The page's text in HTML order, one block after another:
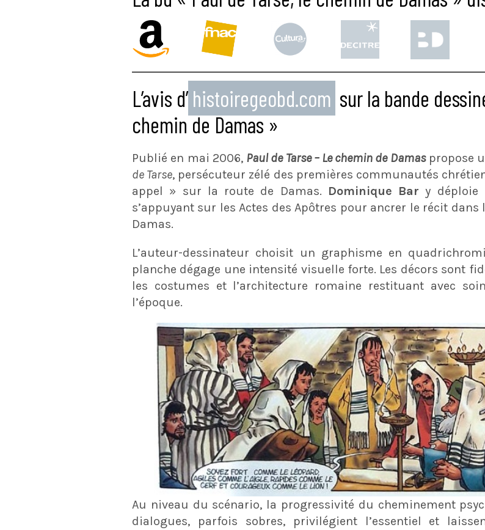
L’avis d’ histoiregeobd.com sur la bande
chemin de Damas »
Publié en mai 2006, Paul de Tarse – Le chemin de Damaspropose
de Tarse, persécuteur zélé des premières communautés
appel » sur la route de Damas. Dominique Bar y déploie
s’appuyant sur les Actes des Apôtres pour ancrer le récit dans
Damas.
L’auteur-dessinateur choisit un graphisme en
planche dégage une intensité visuelle forte. Les décors sont
les costumes et l’architecture romaine restituant avec
l’époque.
Au niveau du scénario, la progressivité du cheminement
dialogues, parfois sobres, privilégient l’essentiel et